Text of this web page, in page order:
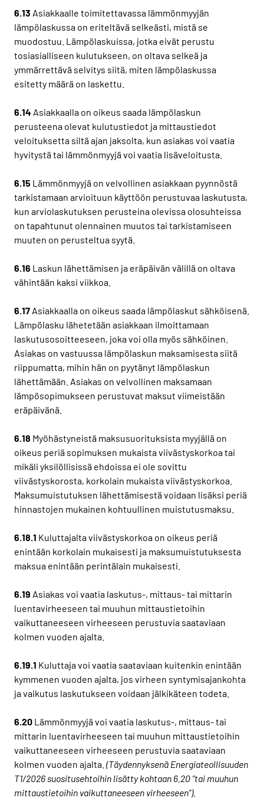
6.13 Asiakkaalle toimitettavassa lämmönmyyjän
lämpölaskussa on eriteltävä selkeästi, mistä se
muodostuu. Lämpölaskuissa, jotka eivät perustu
tosiasialliseen kulutukseen, on oltava selkeä ja
ymmärrettävä selvitys siitä, miten lämpölaskussa
esitetty määrä on laskettu.
6.14 Asiakkaalla on oikeus saada lämpölaskun
perusteena olevat kulutustiedot ja mittaustiedot
veloituksetta siltä ajan jaksolta, kun asiakas voi vaatia
hyvitystä tai lämmönmyyjä voi vaatia lisäveloitusta.
6.15 Lämmönmyyjä on velvollinen asiakkaan pyynnöstä
tarkistamaan arvioituun käyttöön perustuvaa laskutusta,
kun arviolaskutuksen perusteina olevissa olosuhteissa
on tapahtunut olennainen muutos tai tarkistamiseen
muuten on perusteltua syytä.
6.16 Laskun lähettämisen ja eräpäivän välillä on oltava
vähintään kaksi viikkoa.
6.17 Asiakkaalla on oikeus saada lämpölaskut sähköisenä.
Lämpölasku lähetetään asiakkaan ilmoittamaan
laskutusosoitteeseen, joka voi olla myös sähköinen.
Asiakas on vastuussa lämpölaskun maksamisesta siitä
riippumatta, mihin hän on pyytänyt lämpölaskun
lähettämään. Asiakas on velvollinen maksamaan
lämpösopimukseen perustuvat maksut viimeistään
eräpäivänä.
6.18 Myöhästyneistä maksusuorituksista myyjällä on
oikeus periä sopimuksen mukaista viivästyskorkoa tai
mikäli yksilöllisissä ehdoissa ei ole sovittu
viivästyskorosta, korkolain mukaista viivästyskorkoa.
Maksumuistutuksen lähettämisestä voidaan lisäksi periä
hinnastojen mukainen kohtuullinen muistutusmaksu.
6.18.1 Kuluttajalta viivästyskorkoa on oikeus periä
enintään korkolain mukaisesti ja maksumuistutuksesta
maksua enintään perintälain mukaisesti.
6.19 Asiakas voi vaatia laskutus-, mittaus- tai mittarin
luentavirheeseen tai muuhun mittaustietoihin
vaikuttaneeseen virheeseen perustuvia saataviaan
kolmen vuoden ajalta.
6.19.1 Kuluttaja voi vaatia saataviaan kuitenkin enintään
kymmenen vuoden ajalta, jos virheen syntymisajankohta
ja vaikutus laskutukseen voidaan jälkikäteen todeta.
6.20 Lämmönmyyjä voi vaatia laskutus-, mittaus- tai
mittarin luentavirheeseen tai muuhun mittaustietoihin
vaikuttaneeseen virheeseen perustuvia saataviaan
kolmen vuoden ajalta. (Täydennyksenä Energiateollisuuden
T1/2026 suositusehtoihin lisätty kohtaan 6.20 ”tai muuhun
mittaustietoihin vaikuttaneeseen virheeseen”).